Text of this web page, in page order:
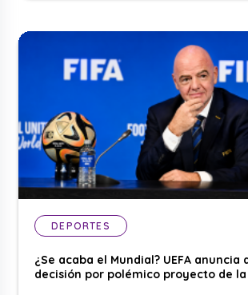
DEPORTES
¿Se acaba el Mundial? UEFA anuncia
decisión por polémico proyecto de la